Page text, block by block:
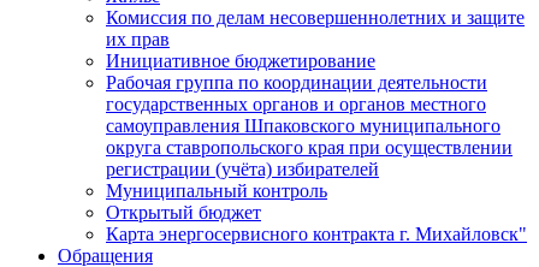
Комиссия по делам несовершеннолетних и защите
их прав
Инициативное бюджетирование
Рабочая группа по координации деятельности
государственных органов и органов местного
самоуправления Шпаковского муниципального
округа ставропольского края при осуществлении
регистрации (учёта) избирателей
Муниципальный контроль
Открытый бюджет
Карта энергосервисного контракта г. Михайловск"
Обращения